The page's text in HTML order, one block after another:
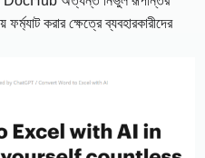
করার ক্ষেত্রে ব্যবহারকারীদের